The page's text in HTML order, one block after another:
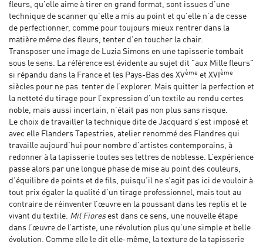
fleurs, qu’elle aime à tirer en grand format, sont issues d’une
technique de scanner qu’elle a mis au point et qu’elle n’a de cesse
de perfectionner, comme pour toujours mieux rentrer dans la
matière même des fleurs, tenter d’en toucher la chair.
Transposer une image de Luzia Simons en une tapisserie tombait
sous le sens. La référence est évidente au sujet dit "aux Mille fleurs"
si répandu dans la France et les Pays-Bas des XVème et XVI ème
siècles pour ne pas tenter de l’explorer. Mais quitter la perfection et
la netteté du tirage pour l’expression d’un textile au rendu certes
noble, mais aussi incertain, n’était pas non plus sans risque.
Le choix de travailler la technique dite de Jacquard s’est imposé et
avec elle Flanders Tapestries, atelier renommé des Flandres qui
travaille aujourd’hui pour nombre d’artistes contemporains, à
redonner à la tapisserie toutes ses lettres de noblesse. L’expérience
passe alors par une longue phase de mise au point des couleurs,
d’équilibre de points et de fils, puisqu’il ne s’agit pas ici de vouloir à
tout prix égaler la qualité d’un tirage professionnel, mais tout au
contraire de réinventer l’œuvre en la poussant dans les replis et le
vivant du textile. Mil Fiores est dans ce sens, une nouvelle étape
dans l’œuvre de l’artiste, une révolution plus qu’une simple et belle
évolution. Comme elle le dit elle-même, la texture de la tapisserie